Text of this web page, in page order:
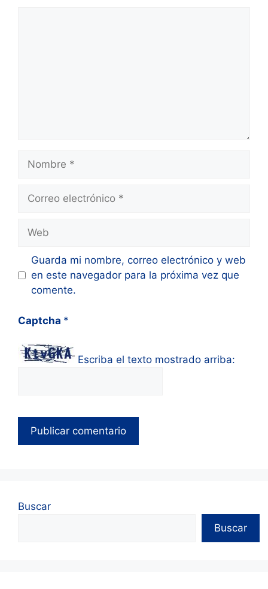
Nombre
Correo
Web
Guarda mi nombre, correo electrónico y web
en este navegador para la próxima vez que
comente.
Captcha *
Escriba el texto mostrado arriba:
Buscar
Buscar